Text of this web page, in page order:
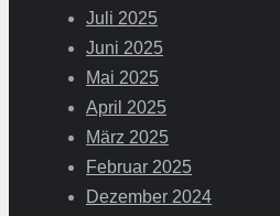
Juli 2025
Juni 2025
Mai 2025
April 2025
März 2025
Februar 2025
Dezember 2024